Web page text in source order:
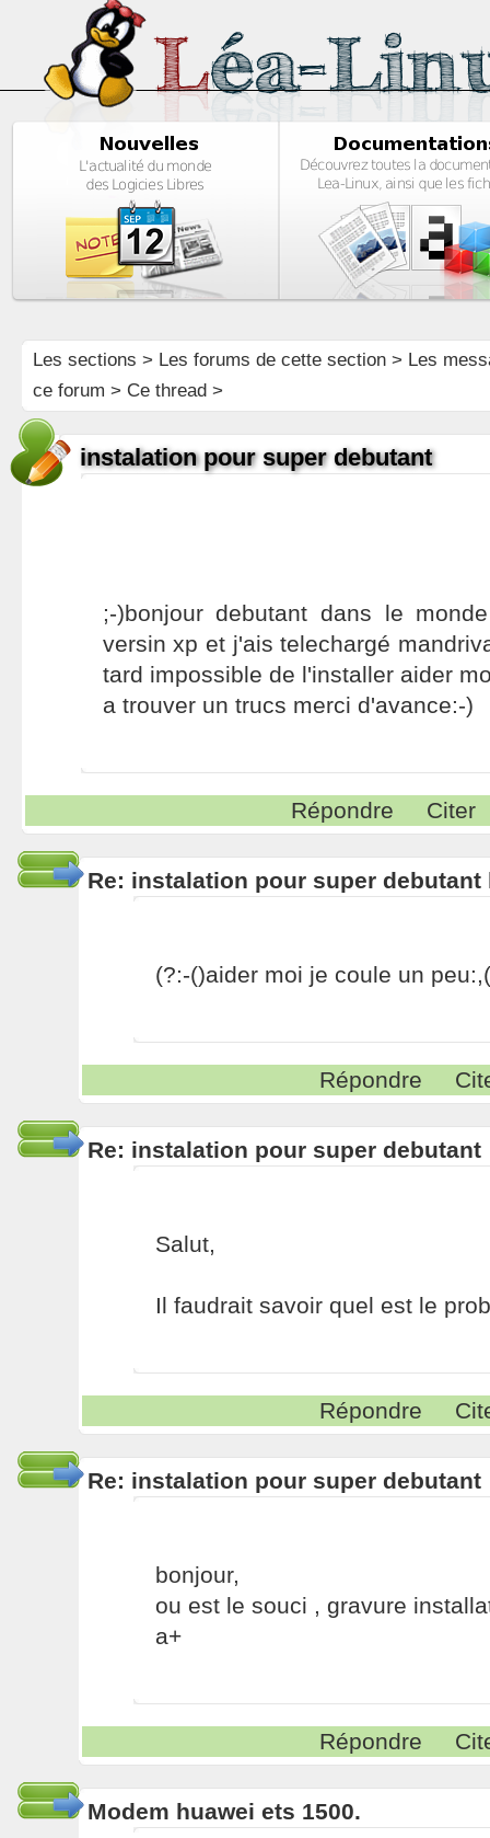
Les sections > Les forums de cette section> Les
ce forum > Ce thread >
instalation pour super debutant
;-)bonjour debutant dans le
versin xp et j'ais telechargé
tard impossible de l'installer aider
a trouver un trucs merci d'avance:-)
Répondre Citer
Re: instalation pour super debutant
(?:-()aider moi je coule un peu:,(
Répondre
Re: instalation pour super debutant
Salut,
Il faudrait savoir quel est le
Répondre
Re: instalation pour super debutant
bonjour,
ou est le souci , gravure
a+
Répondre
Modem huawei ets 1500.